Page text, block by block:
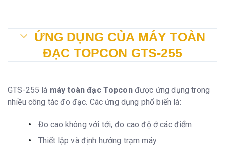
ỨNG DỤNG CỦA MÁY TOÀN
ĐẠC TOPCON GTS-255
GTS-255 là máy toàn đạc Topconđược ứng dụng trong
nhiều công tác đo đạc. Các ứng dụng phổ biến là:
Đo cao không với tới, đo cao độ ở các điểm.
Thiết lập và định hướng trạm máy